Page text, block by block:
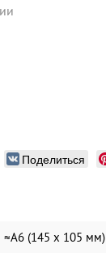
Поделиться
≈А6 (145 х 105 мм)